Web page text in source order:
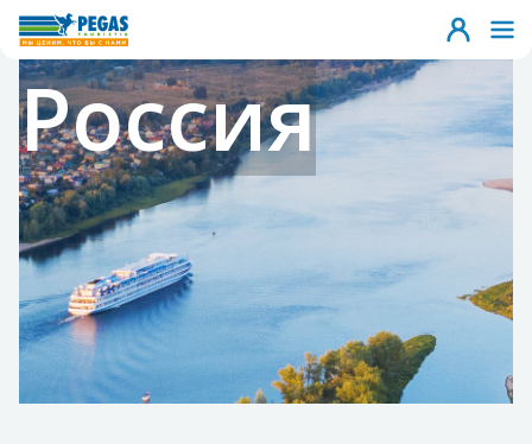
Россия